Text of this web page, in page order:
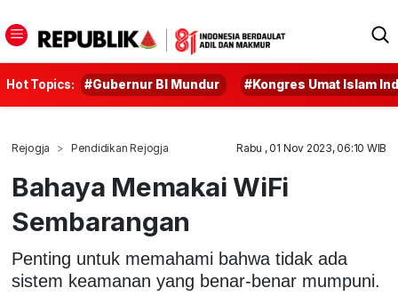
Hot Topics: #Gubernur BI Mundur #Kongres Umat Islam
Rejogja Pendidikan Rejogja Rabu , 01 Nov 2023, 06:10 WIB
Bahaya Memakai WiFi
Sembarangan
Penting untuk memahami bahwa tidak ada
sistem keamanan yang benar-benar mumpuni.